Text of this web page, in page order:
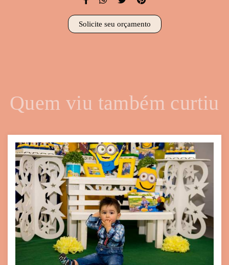
Solicite seu orçamento
Quem viu também curtiu